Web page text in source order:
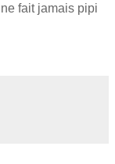
fait jamais pipi